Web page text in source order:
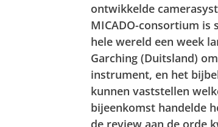
ontwikkelde
MICADO-consortium is
hele wereld een week
Garching (Duitsland)
instrument, en het
kunnen vaststellen
bijeenkomst handelde
de review aan de orde